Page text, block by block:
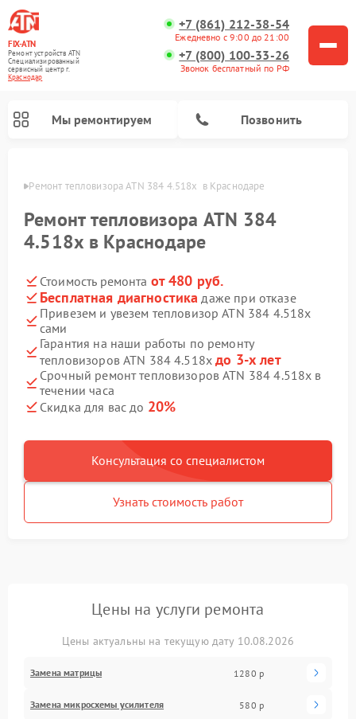
FIX-ATN
Ремонт устройств ATN
Специализированный
cервисный центр г.
Краснодар
+7 (861) 212-38-54
Ежедневно с 9:00 до 21:00
+7 (800) 100-33-26
Звонок бесплатный по РФ
Мы ремонтируем Позвонить
Ремонт тепловизора ATN 384 4.518x  в Краснодаре
Ремонт тепловизора ATN 384
4.518x в Краснодаре
Стоимость ремонта от 480 руб.
Бесплатная диагностика даже при отказе
Привезем и увезем тепловизор ATN 384 4.518x
сами
Гарантия на наши работы по ремонту
тепловизоров ATN 384 4.518xдо 3-х лет
Срочный ремонт тепловизоров ATN 384 4.518x в
течении часа
Скидка для вас до 20%
Консультация со специалистом
Узнать стоимость работ
Цены на услуги ремонта
Цены актуальны на текущую дату 10.08.2026
Замена матрицы 1280 р
Замена микросхемы усилителя 580 р